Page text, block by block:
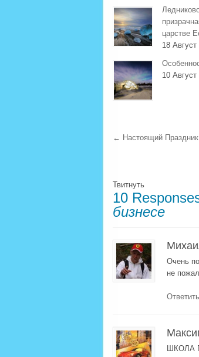
царстве
18 Август
10 Август
← Настоящий
Твитнуть
10
бизнесе
Очень
не
Ответить
ШКОЛА